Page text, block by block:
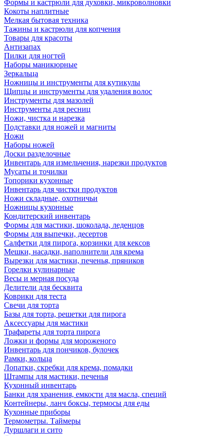
Формы и кастрюли для духовки, микроволновки
Кокоты наплитные
Мелкая бытовая техника
Тажины и кастрюли для копчения
Товары для красоты
Антизапах
Пилки для ногтей
Наборы маникюрные
Зеркальца
Ножницы и инструменты для кутикулы
Щипцы и инструменты для удаления волос
Инструменты для мазолей
Инструменты для ресниц
Ножи, чистка и нарезка
Подставки для ножей и магниты
Ножи
Наборы ножей
Доски разделочные
Инвентарь для измельчения, нарезки продуктов
Мусаты и точилки
Топорики кухонные
Инвентарь для чистки продуктов
Ножи складные, охотничьи
Ножницы кухонные
Кондитерский инвентарь
Формы для мастики, шоколада, леденцов
Формы для выпечки, десертов
Салфетки для пирога, корзинки для кексов
Мешки, насадки, наполнители для крема
Вырезки для мастики, печенья, пряников
Горелки кулинарные
Весы и мерная посуда
Делители для бесквита
Коврики для теста
Свечи для торта
Базы для торта, решетки для пирога
Аксессуары для мастики
Трафареты для торта пирога
Ложки и формы для мороженого
Инвентарь для пончиков, булочек
Рамки, кольца
Лопатки, скребки для крема, помадки
Штампы для мастики, печенья
Кухонный инвентарь
Банки для хранения, емкости для масла, специй
Контейнеры, ланч боксы, термосы для еды
Кухонные приборы
Термометры. Таймеры
Дуршлаги и сито